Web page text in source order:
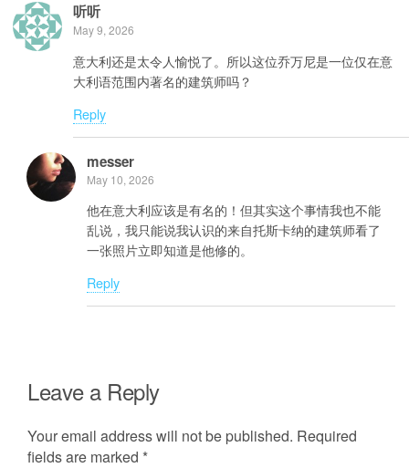
听听
May 9, 2026
意大利还是太令人愉悦了。所以这位乔万尼是一位仅在意
大利语范围内著名的建筑师吗？
Reply
messer
May 10, 2026
他在意大利应该是有名的！但其实这个事情我也不能
乱说，我只能说我认识的来自托斯卡纳的建筑师看了
一张照片立即知道是他修的。
Reply
Leave a Reply
Your email address will not be published. Required
fields are marked *